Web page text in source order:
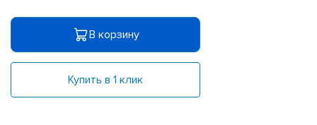
В корзину
Купить в 1 клик